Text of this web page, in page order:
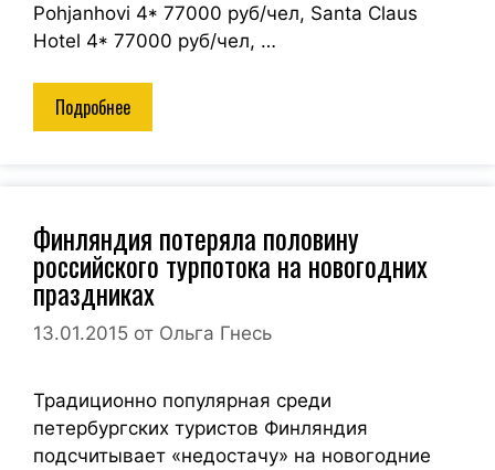
Pohjanhovi 4* 77000 руб/чел, Santa Claus
Hotel 4* 77000 руб/чел, …
Подробнее
Финляндия потеряла половину
российского турпотока на новогодних
праздниках
13.01.2015 от Ольга Гнесь
Традиционно популярная среди
петербургских туристов Финляндия
подсчитывает «недостачу» на новогодние